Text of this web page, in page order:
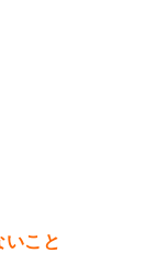
いこと